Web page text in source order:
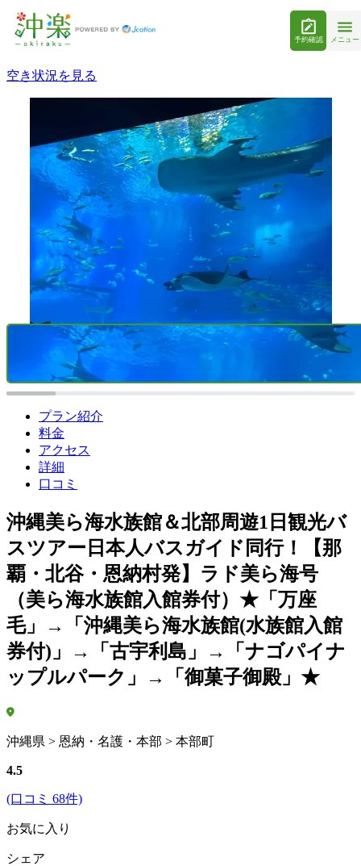
予約確認 メニュー
空き状況を見る
プラン紹介
料金
アクセス
詳細
口コミ
沖縄美ら海水族館＆北部周遊1日観光バ
スツアー日本人バスガイド同行！【那
覇・北谷・恩納村発】ラド美ら海号
（美ら海水族館入館券付）★「万座
毛」→「沖縄美ら海水族館(水族館入館
券付)」→「古宇利島」→「ナゴパイナ
ップルパーク」→「御菓子御殿」★
沖縄県 > 恩納・名護・本部 > 本部町
4.5
(口コミ 68件)
お気に入り
シェア